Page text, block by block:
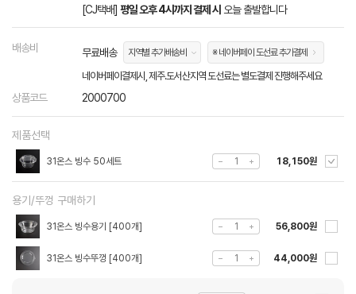
[CJ택배] 평일 오후 4시까지 결제 시 오늘 출발합니다
배송비 무료배송 지역별 추가배송비 ※ 네이버페이 도선료 추가결제
네이버페이결제시, 제주.도서산지역 도선료는 별도결제 진행해주세요
상품코드 2000700
제품선택
31온스 빙수 50세트 18,150원
용기/뚜껑 구매하기
31온스 빙수용기 [400개] 56,800원
31온스 빙수뚜껑 [400개] 44,000원